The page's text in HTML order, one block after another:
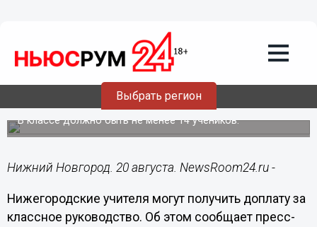
Выбрать регион
Надбавки за классное руководство
могут назначить нижегородским
В классе должно быть не менее 14 учеников.
Нижний Новгород. 20 августа. NewsRoom24.ru -
Нижегородские учителя могут получить доплату за
классное руководство. Об этом сообщает пресс-